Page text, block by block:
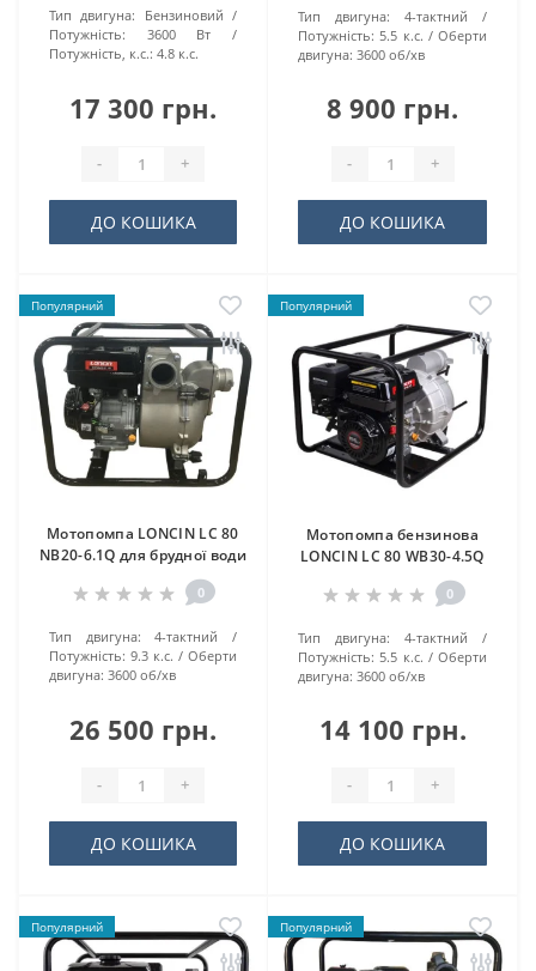
Тип двигуна:
Бензиновий
Потужність:
3600 Вт
Потужність, к.с.: 4.8 к.с.
17 300 грн.
- +
ДО КОШИКА
Тип двигуна:
4-тактний
Потужність: 5.5 к.с.
Оберти
двигуна: 3600 об/хв
8 900 грн.
- +
ДО КОШИКА
Популярний
Мотопомпа LONCIN LC 80
NB20-6.1Q для брудної води
0
Тип двигуна:
4-тактний
Потужність: 9.3 к.с.
Оберти
двигуна: 3600 об/хв
26 500 грн.
- +
ДО КОШИКА
Популярний
Мотопомпа бензинова
LONCIN LC 80 WB30-4.5Q
0
Тип двигуна:
4-тактний
Потужність: 5.5 к.с.
Оберти
двигуна: 3600 об/хв
14 100 грн.
- +
ДО КОШИКА
Популярний Популярний